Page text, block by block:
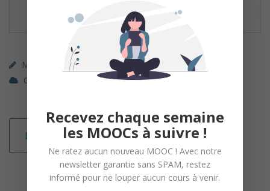
MOOC (gratuit)
Parcours Libre (gratuit)
OpenClassrooms
Marketing / Communication
Lire la suite
Recevez chaque semaine
les MOOCs à suivre !
Ne ratez aucun nouveau MOOC ! Avec notre
newsletter garantie sans SPAM, restez
informé pour ne louper aucun cours à venir.